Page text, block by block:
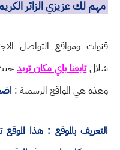
مهم لك عزيزي الزائر
قنوات ومواقع التواصل
شلالتابعنا باي مكان تريدحيث
وهذه هي المواقع الرسمية :
التعريف بالموقع : هذا